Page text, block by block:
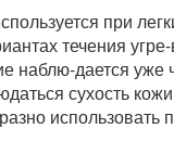
при
течения
наблю-дается уже
сухость